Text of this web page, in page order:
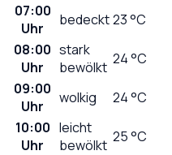
07:00
Uhr
bedeckt23°C
08:00
Uhr
stark
bewölkt 24°C
09:00
Uhr
wolkig 24°C
10:00
Uhr
leicht
bewölkt 25°C